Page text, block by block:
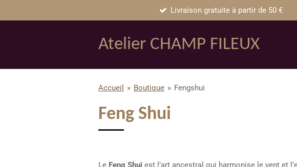
Livraison gratuite à partir de 50 €
Atelier CHAMP FILEUX
Accueil » Boutique » Fengshui
Feng Shui
Le Feng Shui est l’art ancestral qui harmonise le vent et